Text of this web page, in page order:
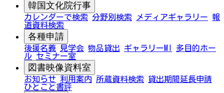
韓国文化院行事
カレンダーで検索 分野別検索 メディアギャラリー 報
道資料検索
各種申請
後援名義 見学会 物品貸出 ギャラリーMI
多目的ホー
ル セミナー室
図書映像資料室
お知らせ 利用案内 所蔵資料検索
貸出期間延長申請
ひとこと書評